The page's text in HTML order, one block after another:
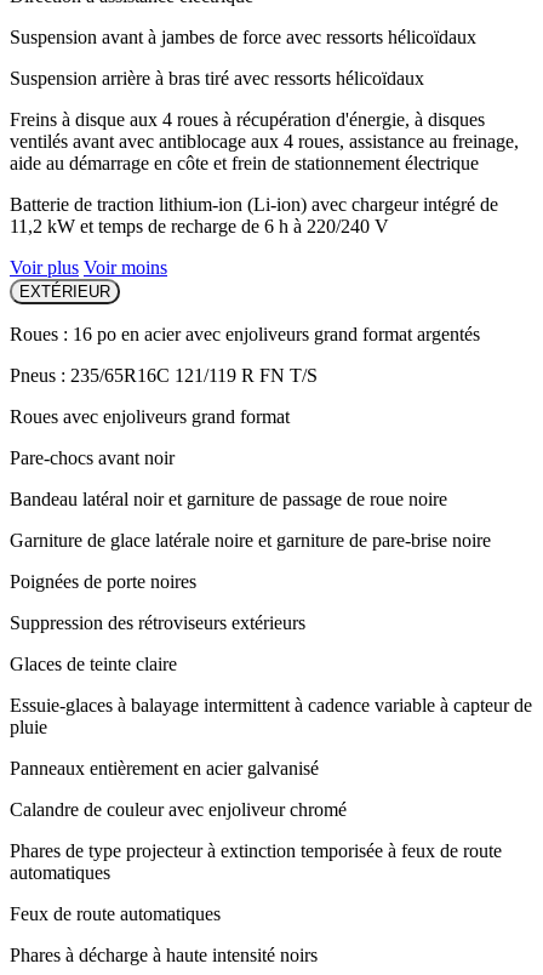
Suspension avant à jambes de force avec ressorts hélicoïdaux
Suspension arrière à bras tiré avec ressorts hélicoïdaux
Freins à disque aux 4 roues à récupération d'énergie, à disques
ventilés avant avec antiblocage aux 4 roues, assistance au freinage,
aide au démarrage en côte et frein de stationnement électrique
Batterie de traction lithium-ion (Li-ion) avec chargeur intégré de
11,2 kW et temps de recharge de 6 h à 220/240 V
Voir plus Voir moins
EXTÉRIEUR
Roues : 16 po en acier avec enjoliveurs grand format argentés
Pneus : 235/65R16C 121/119 R FN T/S
Roues avec enjoliveurs grand format
Pare-chocs avant noir
Bandeau latéral noir et garniture de passage de roue noire
Garniture de glace latérale noire et garniture de pare-brise noire
Poignées de porte noires
Suppression des rétroviseurs extérieurs
Glaces de teinte claire
Essuie-glaces à balayage intermittent à cadence variable à capteur de
pluie
Panneaux entièrement en acier galvanisé
Calandre de couleur avec enjoliveur chromé
Phares de type projecteur à extinction temporisée à feux de route
automatiques
Feux de route automatiques
Phares à décharge à haute intensité noirs